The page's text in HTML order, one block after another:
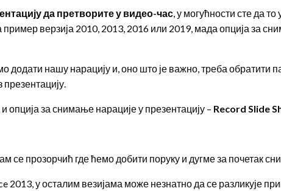
да претворите у видео-час, у могућности сте да
верзија 2010, 2013, 2016 или 2019, мада опција за
додати нашу нарацију и, оно што је важно, треба обратити
опција за снимање нарације у презентацију – Record Slide
се прозорчић где ћемо добити поруку и дугме за почетак
у осталим везијама може незнатно да се разликује